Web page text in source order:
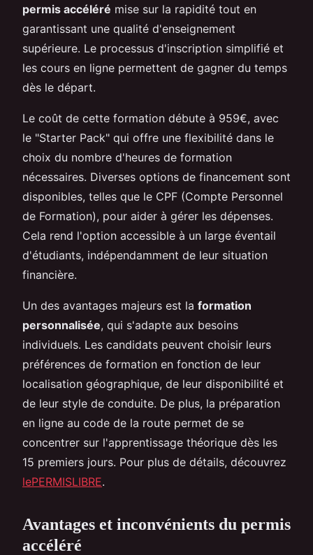
permis accéléré mise sur la rapidité tout en
garantissant une qualité d'enseignement
supérieure. Le processus d'inscription simplifié et
les cours en ligne permettent de gagner du temps
dès le départ.
Le coût de cette formation débute à 959€, avec
le "Starter Pack" qui offre une flexibilité dans le
choix du nombre d'heures de formation
nécessaires. Diverses options de financement sont
disponibles, telles que le CPF (Compte Personnel
de Formation), pour aider à gérer les dépenses.
Cela rend l'option accessible à un large éventail
d'étudiants, indépendamment de leur situation
financière.
Un des avantages majeurs est la formation
personnalisée, qui s'adapte aux besoins
individuels. Les candidats peuvent choisir leurs
préférences de formation en fonction de leur
localisation géographique, de leur disponibilité et
de leur style de conduite. De plus, la préparation
en ligne au code de la route permet de se
concentrer sur l'apprentissage théorique dès les
15 premiers jours. Pour plus de détails, découvrez
lePERMISLIBRE.
Avantages et inconvénients du permis
accéléré